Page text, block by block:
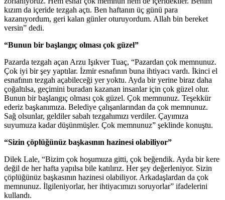
kızım da içeride tezgah açtı. Ben haftanın üç günü para
kazanıyordum, geri kalan günler oturuyordum. Allah bin bereket
versin” dedi.
“Bunun bir başlangıç olması çok güzel”
Pazarda tezgah açan Arzu Işıkver Tuaç, “Pazardan çok memnunuz.
Çok iyi bir şey yaptılar. İzmir esnafının buna ihtiyacı vardı. İkinci el
esnafının tezgah açabileceği yer yoktu. Ayda bir yerine biraz daha
çoğaltılsa, geçimini buradan kazanan insanlar için çok güzel olur.
Bunun bir başlangıç olması çok güzel. Çok memnunuz. Teşekkür
ederiz başkanımıza. Belediye çalışanlarından da çok memnunuz.
Sağ olsunlar, geldiler sabah tezgahımızı verdiler. Çayımıza
suyumuza kadar düşünmüşler. Çok memnunuz” şeklinde konuştu.
“Sizin çöplüğünüz başkasının hazinesi olabiliyor”
Dilek Lale, “Bizim çok hoşumuza gitti, çok beğendik. Ayda bir kere
değil de her hafta yapılsa bile katılırız. Her şey değerleniyor. Sizin
çöplüğünüz başkasının hazinesi olabiliyor. Arkadaşlardan da çok
memnunuz. İlgileniyorlar, her ihtiyacımızı soruyorlar” ifadelerini
kullandı.